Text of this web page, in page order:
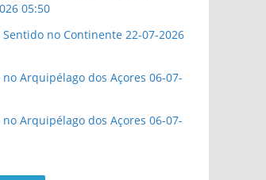
05:50
Sentido no Continente 22-07-2026
no Arquipélago dos Açores 06-07-
no Arquipélago dos Açores 06-07-